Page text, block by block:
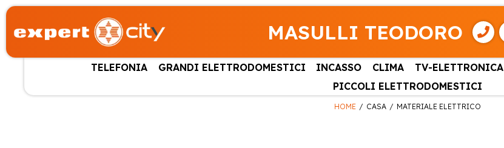
MASULLI TEODORO
TELEFONIA GRANDI ELETTRODOMESTICI INCASSO CLIMA TV-ELETTRONICA
PICCOLI ELETTRODOMESTICI
HOME CASA MATERIALE ELETTRICO